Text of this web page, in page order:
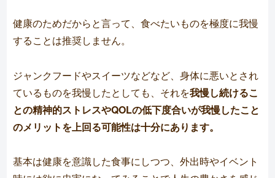
健康のためだからと言って、食べたいものを極度に我慢
することは推奨しません。
ジャンクフードやスイーツなどなど、身体に悪いとされ
ているものを我慢したとしても、それを我慢し続けるこ
との精神的ストレスやQOLの低下度合いが我慢したこと
のメリットを上回る可能性は十分にあります。
基本は健康を意識した食事にしつつ、外出時やイベント